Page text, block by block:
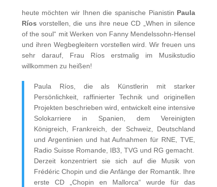
heute möchten wir Ihnen die spanische Pianistin Paula
Ríos vorstellen, die uns ihre neue CD „When in silence
of the soul“ mit Werken von Fanny Mendelssohn-Hensel
und ihren Wegbegleitern vorstellen wird. Wir freuen uns
sehr darauf, Frau Ríos erstmalig im Musikstudio
willkommen zu heißen!
Paula Ríos, die als Künstlerin mit starker
Persönlichkeit, raffinierter Technik und originellen
Projekten beschrieben wird, entwickelt eine intensive
Solokarriere in Spanien, dem Vereinigten
Königreich, Frankreich, der Schweiz, Deutschland
und Argentinien und hat Aufnahmen für RNE, TVE,
Radio Suisse Romande, IB3, TVG und RG gemacht.
Derzeit konzentriert sie sich auf die Musik von
Frédéric Chopin und die Anfänge der Romantik. Ihre
erste CD „Chopin en Mallorca“ wurde für das